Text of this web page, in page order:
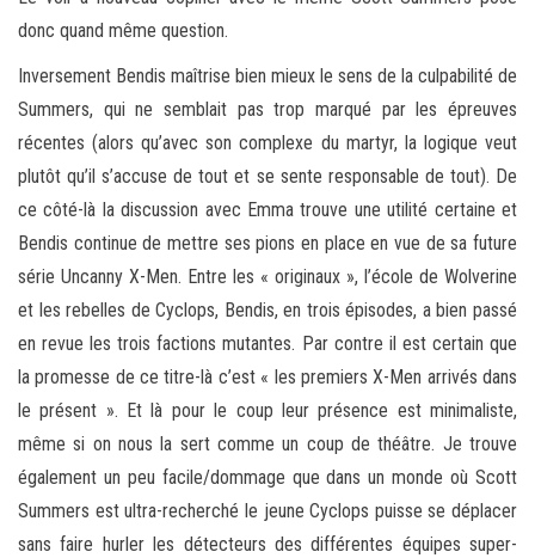
donc quand même question.
Inversement Bendis maîtrise bien mieux le sens de la culpabilité de
Summers, qui ne semblait pas trop marqué par les épreuves
récentes (alors qu’avec son complexe du martyr, la logique veut
plutôt qu’il s’accuse de tout et se sente responsable de tout). De
ce côté-là la discussion avec Emma trouve une utilité certaine et
Bendis continue de mettre ses pions en place en vue de sa future
série Uncanny X-Men. Entre les « originaux », l’école de Wolverine
et les rebelles de Cyclops, Bendis, en trois épisodes, a bien passé
en revue les trois factions mutantes. Par contre il est certain que
la promesse de ce titre-là c’est « les premiers X-Men arrivés dans
le présent ». Et là pour le coup leur présence est minimaliste,
même si on nous la sert comme un coup de théâtre. Je trouve
également un peu facile/dommage que dans un monde où Scott
Summers est ultra-recherché le jeune Cyclops puisse se déplacer
sans faire hurler les détecteurs des différentes équipes super-